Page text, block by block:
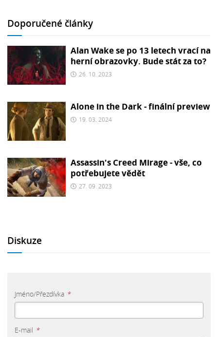
Doporučené články
Alan Wake se po 13 letech vrací na
herní obrazovky. Bude stát za to?
26. 10. 2023
Alone in the Dark - finální preview
19. 03. 2024
Assassin's Creed Mirage - vše, co
potřebujete vědět
27. 09. 2023
Diskuze
Jméno/Přezdívka *
E-mail *